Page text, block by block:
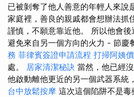
已被剝奪了他人善意的年輕人來說
家庭裡，善良的親戚都會想辦法抓
謹慎，不願意靠近他。 所以他會
避免來自另一個方向的火力 - 節慶
務 菲律賓簽證申請流程 打掃阿姨
處。 居家清潔秘訣 當然，他已經
他啟動離他更近的另一個武器系統
台中放鬆按摩 這次這個陷阱不是